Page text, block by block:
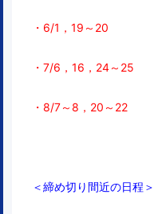
・6/1，19～20
・7/6，16，24～25
・8/7～8， 20～22
＜締め切り間近の日程＞